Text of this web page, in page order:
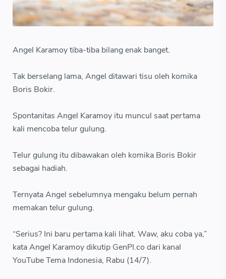
Angel Karamoy tiba-tiba bilang enak banget.
Tak berselang lama, Angel ditawari tisu oleh komika
Boris Bokir.
Spontanitas Angel Karamoy itu muncul saat pertama
kali mencoba telur gulung.
Telur gulung itu dibawakan oleh komika Boris Bokir
sebagai hadiah.
Ternyata Angel sebelumnya mengaku belum pernah
memakan telur gulung.
“Serius? Ini baru pertama kali lihat. Waw, aku coba ya,”
kata Angel Karamoy dikutip GenPI.co dari kanal
YouTube Tema Indonesia, Rabu (14/7).